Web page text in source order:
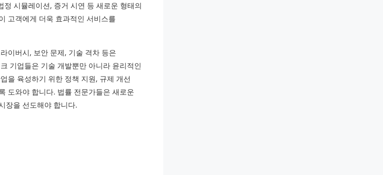
정 시뮬레이션, 증거 시연 등 새로운 형태의
고객에게 더욱 효과적인 서비스를
이버시, 보안 문제, 기술 격차 등은
기업들은 기술 개발뿐만 아니라 윤리적인
을 육성하기 위한 정책 지원, 규제 개선
도와야 합니다. 법률 전문가들은 새로운
장을 선도해야 합니다.